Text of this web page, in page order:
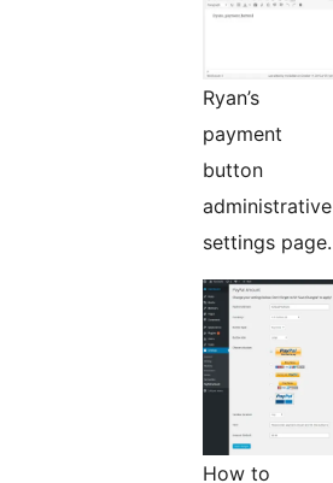
Ryan’s
payment
button
administrative
settings page.
How to